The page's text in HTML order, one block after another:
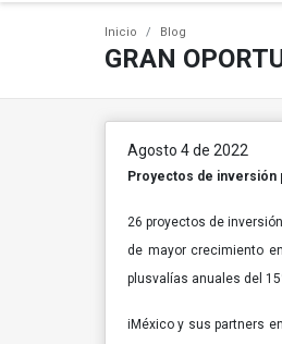
Inicio Blog
GRAN
Agosto 4 de 2022
Proyectos de inversión
26 proyectos de
de mayor crecimiento
plusvalías anuales del
iMéxico y sus partners